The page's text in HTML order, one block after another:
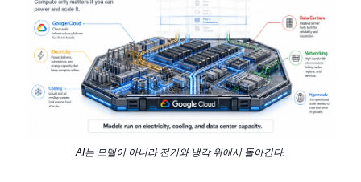
AI는 모델이 아니라 전기와 냉각 위에서 돌아간다.